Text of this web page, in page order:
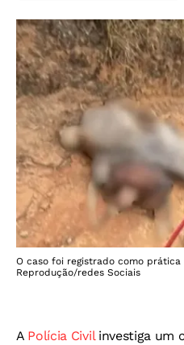
O caso foi registrado como
Reprodução/redes Sociais
APolícia Civil investiga um